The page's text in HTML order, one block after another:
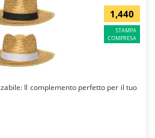
1,440
STAMPA
COMPRESA
Il complemento perfetto per il tuo